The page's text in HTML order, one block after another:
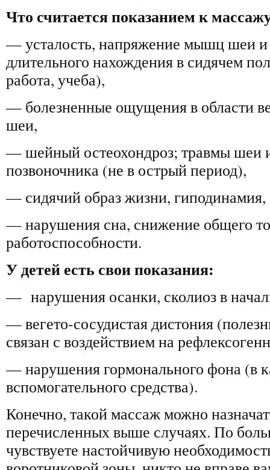
Что считается показанием к
— усталость, напряжение мышц шеи и
длительного нахождения в сидячем
работа, учеба),
— болезненные ощущения в области
шеи,
— шейный остеохондроз; травмы шеи
позвоночника (не в острый период),
— сидячий образ жизни, гиподинамия,
— нарушения сна, снижение общего
работоспособности.
У детей есть свои показания:
— нарушения осанки, сколиоз в
— вегето-сосудистая дистония
связан с воздействием на
— нарушения гормонального фона (в
вспомогательного средства).
Конечно, такой массаж можно
перечисленных выше случаях. По
чувствуете настойчивую